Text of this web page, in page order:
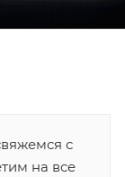
с
на все